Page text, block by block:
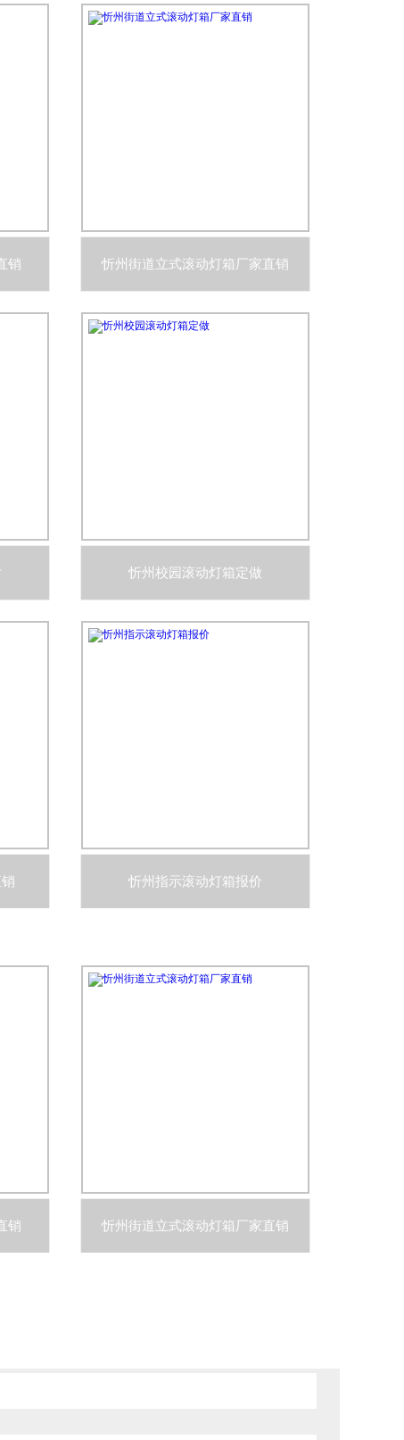
销 忻州街道立式滚动灯箱厂家直销
忻州校园滚动灯箱定做
忻州指示滚动灯箱报价
销 忻州街道立式滚动灯箱厂家直销